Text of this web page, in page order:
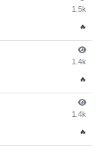
1.5k
🔥
1.4k
🔥
1.4k
🔥